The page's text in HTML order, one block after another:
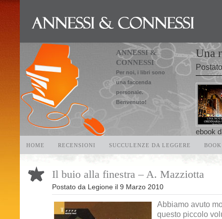
ANNESSI &
CONNESSI
Per noi, i libri sono
una faccenda
personale.
Benvenuto!
Una
ebook
HOME RECENSIONI SUCCULENZE DA LEGGERE
Il buio alla finestra – A. Mazziotta
Postato da Legione il 9 Marzo 2010
Abbiamo avuto
questo piccolo